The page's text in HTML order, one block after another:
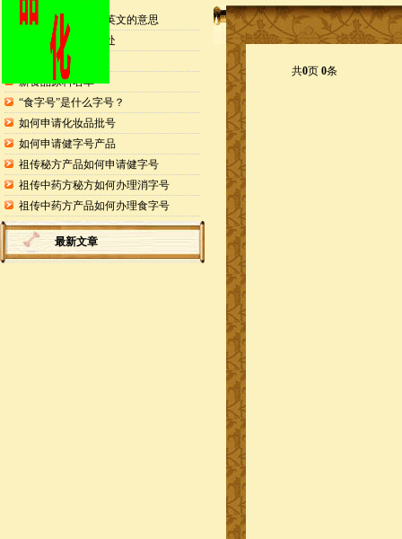
检测报告封面缩写英文的意思
申请专利的25个好处
药食同源目录
新食品原料名单
“食字号”是什么字号？
如何申请化妆品批号
如何申请健字号产品
祖传秘方产品如何申请健字号
祖传中药方秘方如何办理消字号
祖传中药方产品如何办理食字号
最新文章
共0页 0条